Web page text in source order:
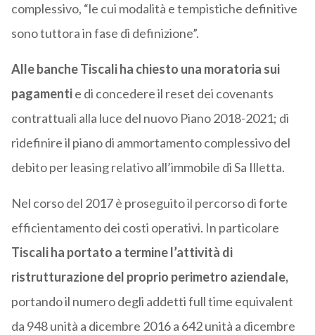
complessivo, “le cui modalità e tempistiche definitive
sono tuttora in fase di definizione”.
Alle banche Tiscali ha chiesto una moratoria sui
pagamentie di concedere il reset dei covenants
contrattuali alla luce del nuovo Piano 2018-2021; di
ridefinire il piano di ammortamento complessivo del
debito per leasing relativo all’immobile di Sa Illetta.
Nel corso del 2017 è proseguito il percorso di forte
efficientamento dei costi operativi. In particolare
Tiscaliha portato a termine l’attività di
ristrutturazione del proprio perimetro aziendale,
portando il numero degli addetti full time equivalent
da 948 unità a dicembre 2016 a 642 unità a dicembre